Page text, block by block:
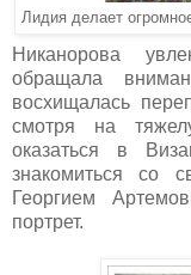
Лидия делает
Никанорова
обращала
восхищалась
смотря на
оказаться в
знакомиться со
Георгием
портрет.